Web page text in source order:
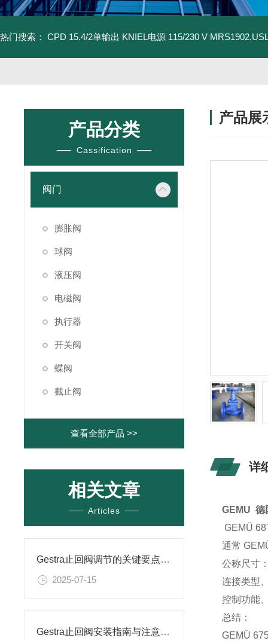
热门搜索： CPD 15.4/2单输出 KNIEL电源 115/230 V
产品分类
Cassification
阀门
膨胀阀
球阀
液压阀
电磁阀
执行器
开关阀
蝶阀
截止阀
查看全部产品 >>
相关文章
Articles
Gestra止回阀调节的关键要点与操作指南
2025-07-15
Gestra止回阀安装指南与注意事项详解
产品展
详
GEMU 德
GEMÜ
通常
公称尺寸
连接类型
控制功能
总结：
GEMÜ